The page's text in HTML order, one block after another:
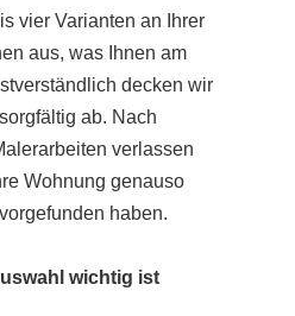
vier Varianten an Ihrer
aus, was Ihnen am
decken wir
ab. Nach
verlassen
Wohnung genauso
haben.
wichtig ist